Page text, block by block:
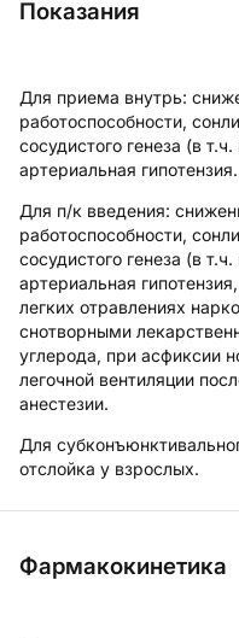
Показания
Для приема внутрь:
работоспособности,
сосудистого генеза (в
артериальная гипотензия.
Для п/к введения:
работоспособности,
сосудистого генеза (в
артериальная
легких отравлениях
снотворными
углерода, при асфиксии
легочной вентиляции
анестезии.
Для
отслойка у взрослых.
Фармакокинетика